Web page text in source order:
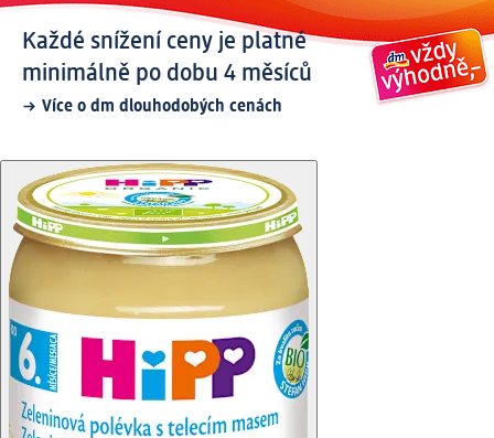
Každé snížení ceny je platné
minimálně po dobu 4 měsíců
Více o dm dlouhodobých cenách